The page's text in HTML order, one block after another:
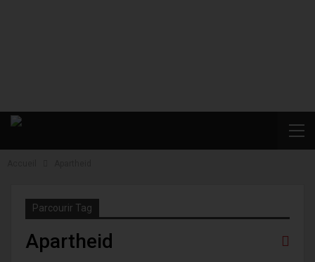
Parcourir Tag
Apartheid